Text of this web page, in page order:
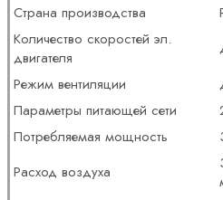
Страна производства
Количество скоростей эл.
двигателя
Режим вентиляции
Параметры питающей сети
Потребляемая мощность
Расход воздуха